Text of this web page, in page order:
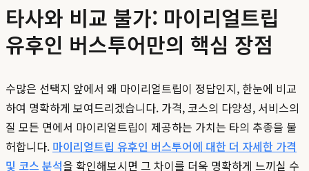
타사와 비교 불가: 마이리얼트립
유후인 버스투어만의 핵심 장점
수많은 선택지 앞에서 왜 마이리얼트립이 정답인지, 한눈에 비교
하여 명확하게 보여드리겠습니다. 가격, 코스의 다양성, 서비스의
질 모든 면에서 마이리얼트립이 제공하는 가치는 타의 추종을 불
허합니다. 마이리얼트립 유후인 버스투어에 대한 더 자세한 가격
및 코스 분석을 확인해보시면 그 차이를 더욱 명확하게 느끼실 수